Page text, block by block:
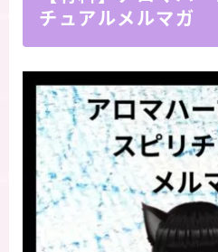
チュアルメルマガ